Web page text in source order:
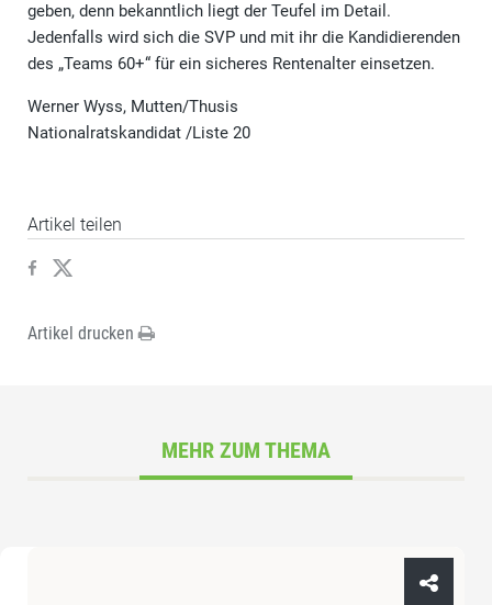
geben, denn bekanntlich liegt der Teufel im Detail.
Jedenfalls wird sich die SVP und mit ihr die Kandidierenden
des „Teams 60+“ für ein sicheres Rentenalter einsetzen.
Werner Wyss, Mutten/Thusis
Nationalratskandidat /Liste 20
Artikel teilen
Artikel drucken
MEHR ZUM THEMA